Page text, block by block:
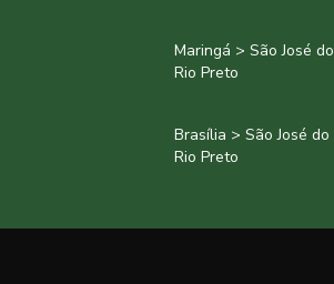
Maringá > São José do
Rio Preto
Brasília > São José do
Rio Preto